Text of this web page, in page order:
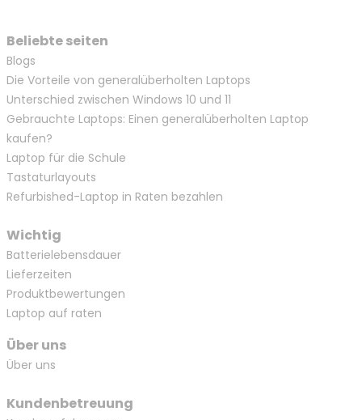
Beliebte seiten
Blogs
Die Vorteile von generalüberholten Laptops
Unterschied zwischen Windows 10 und 11
Gebrauchte Laptops: Einen generalüberholten Laptop
kaufen?
Laptop für die Schule
Tastaturlayouts
Refurbished-Laptop in Raten bezahlen
Wichtig
Batterielebensdauer
Lieferzeiten
Produktbewertungen
Laptop auf raten
Über uns
Über uns
Kundenbetreuung